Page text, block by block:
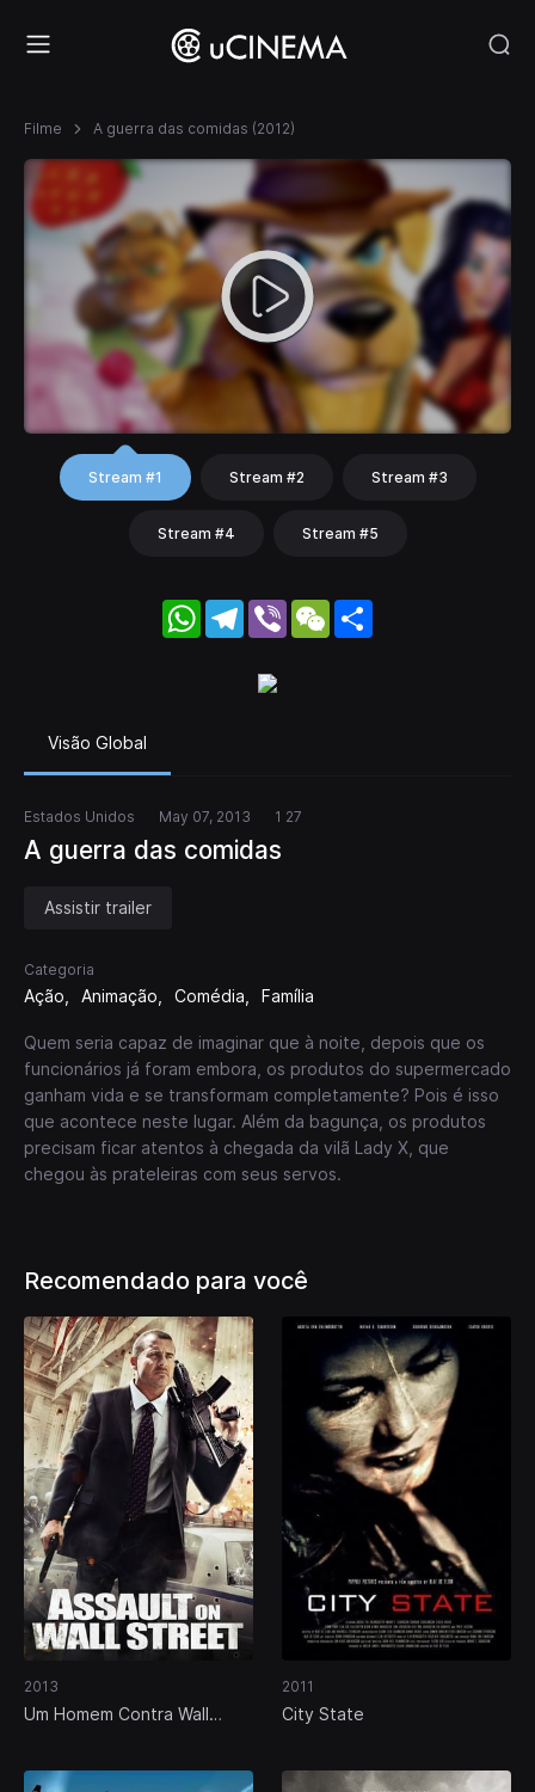
Filme A guerra das comidas (2012)
Stream #1 Stream #2 Stream #3
Stream #4 Stream #5
WhatsApp
Telegram
Viber WeChat
Visão Global
Estados Unidos May 07, 2013 1 27
A guerra das comidas
Assistir trailer
Categoria
Ação Animação Comédia Família
Quem seria capaz de imaginar que à noite, depois que os
funcionários já foram embora, os produtos do supermercado
ganham vida e se transformam completamente? Pois é isso
que acontece neste lugar. Além da bagunça, os produtos
precisam ficar atentos à chegada da vilã Lady X, que
chegou às prateleiras com seus servos.
Recomendado para você
2013
Um Homem Contra Wall
2011
City State